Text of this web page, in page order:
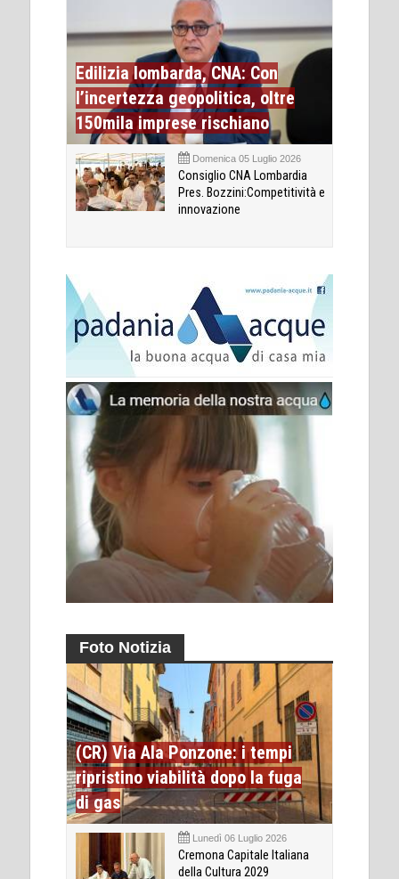
Edilizia lombarda, CNA: Con
l’incertezza geopolitica, oltre
150mila imprese rischiano
Domenica 05 Luglio 2026
Consiglio CNA Lombardia
Pres. Bozzini:Competitività e
innovazione
Foto Notizia
(CR) Via Ala Ponzone: i tempi
ripristino viabilità dopo la fuga
di gas
Lunedì 06 Luglio 2026
Cremona Capitale Italiana
della Cultura 2029